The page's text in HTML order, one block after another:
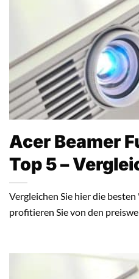
Acer Beamer
Top 5 –
Vergleichen Sie hier die
profitieren Sie von den